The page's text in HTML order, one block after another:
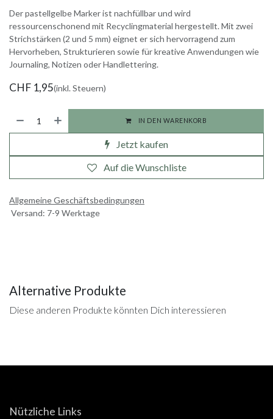
Der pastellgelbe Marker ist nachfüllbar und wird
ressourcenschonend mit Recyclingmaterial hergestellt. Mit zwei
Strichstärken (2 und 5 mm) eignet er sich hervorragend zum
Hervorheben, Strukturieren sowie für kreative Anwendungen wie
Journaling, Notizen oder Handlettering.
CHF 1,95(inkl. Steuern)
IN DEN WARENKORB
Jetzt kaufen
Auf die Wunschliste
Allgemeine Geschäftsbedingungen
Versand: 7-9 Werktage
Alternative Produkte
Diese anderen Produkte könnten Dich interessieren
Nützliche Links